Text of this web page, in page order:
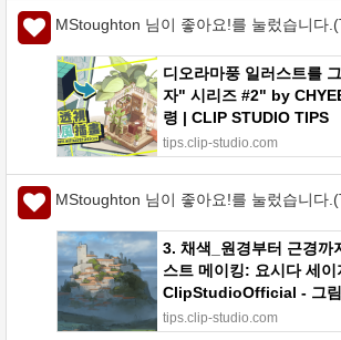
MStoughton 님이 좋아요!를 눌렀습니다
디오라마풍 일러스트를
자" 시리즈 #2" by
령 | CLIP STUDIO TIPS
tips.clip-studio.com
MStoughton 님이 좋아요!를 눌렀습니다
3. 채색_원경부터 근경까
스트 메이킹: 요시다 세
ClipStudioOfficial - 그림
CLIP STUDIO TIPS
tips.clip-studio.com